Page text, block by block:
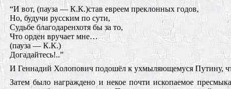
“И вот, (пауза — К.К.)став евреем преклонных годов,
Но, будучи русским по сути,
Судьбе благодаренхотя бы за то,
Что орден вручает мне…
(пауза — К.К.)
Догадайтесь!..”
И Геннадий Холопович подошёл к ухмыляющемуся Путину,
Затем было награждено и некое почти ископаемое